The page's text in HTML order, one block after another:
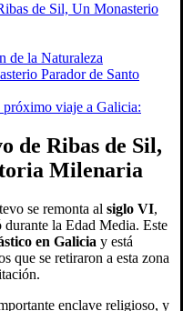
de Sil, Un Monasterio
de la Naturaleza
Parador de Santo
próximo viaje a Galicia:
de Ribas de Sil,
Milenaria
se remonta al siglo VI,
la Edad Media. Este
en Galicia y está
que se retiraron a esta zona
enclave religioso, y